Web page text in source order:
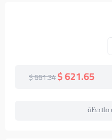
621.65 $
661.34 $
ملاحظة